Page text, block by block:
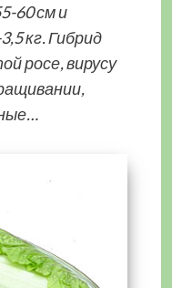
60 см и
кг. Гибрид
росе, вирусу